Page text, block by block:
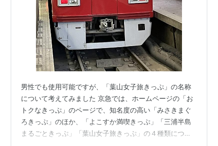
男性でも使用可能ですが、「葉山女子旅きっぷ」の名称
について考えてみました 京急では、ホームページの「お
トクなきっぷ」のページで、知名度の高い「みさきまぐ
ろきっぷ」のほか、「よこすか満喫きっぷ」「三浦半島
まるごときっぷ」「葉山女子旅きっぷ」の４種類につい